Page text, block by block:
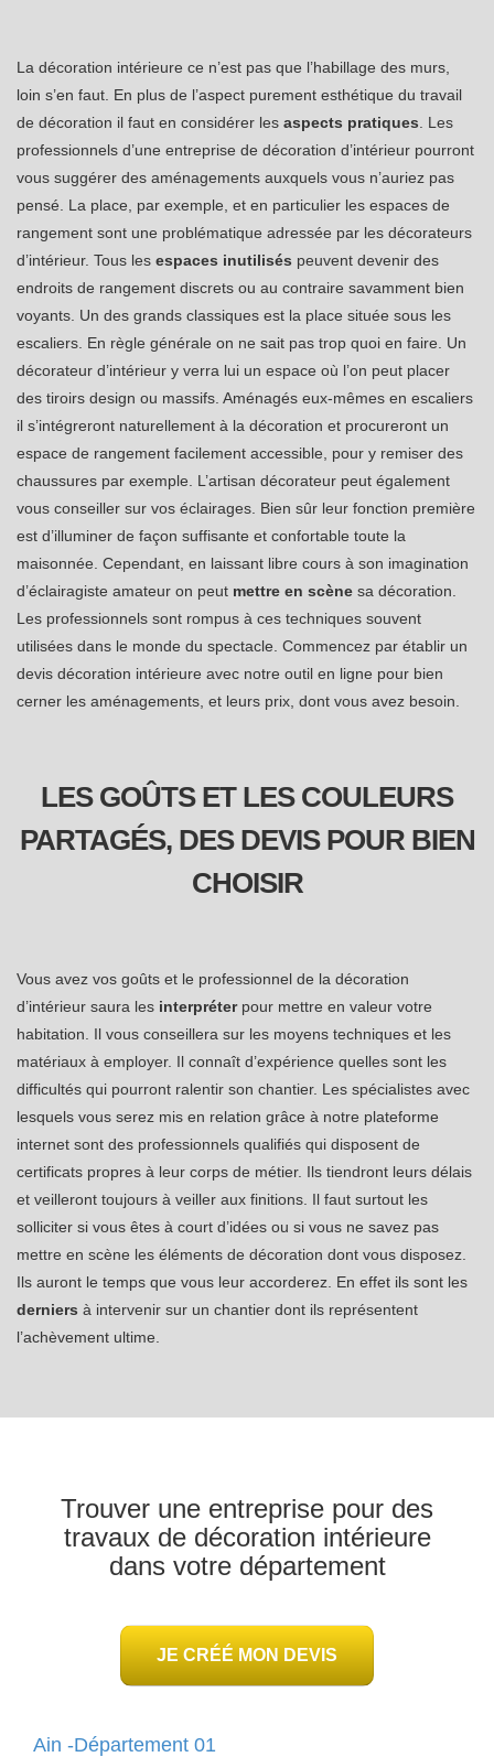
La décoration intérieure ce n’est pas que l’habillage des murs,
loin s’en faut. En plus de l’aspect purement esthétique du travail
de décoration il faut en considérer les aspects pratiques . Les
professionnels d’une entreprise de décoration d’intérieur pourront
vous suggérer des aménagements auxquels vous n’auriez pas
pensé. La place, par exemple, et en particulier les espaces de
rangement sont une problématique adressée par les décorateurs
d’intérieur. Tous les espaces inutilisés peuvent devenir des
endroits de rangement discrets ou au contraire savamment bien
voyants. Un des grands classiques est la place située sous les
escaliers. En règle générale on ne sait pas trop quoi en faire. Un
décorateur d’intérieur y verra lui un espace où l’on peut placer
des tiroirs design ou massifs. Aménagés eux-mêmes en escaliers
il s’intégreront naturellement à la décoration et procureront un
espace de rangement facilement accessible, pour y remiser des
chaussures par exemple. L’artisan décorateur peut également
vous conseiller sur vos éclairages. Bien sûr leur fonction première
est d’illuminer de façon suffisante et confortable toute la
maisonnée. Cependant, en laissant libre cours à son imagination
d’éclairagiste amateur on peut mettre en scène sa décoration.
Les professionnels sont rompus à ces techniques souvent
utilisées dans le monde du spectacle. Commencez par établir un
devis décoration intérieure avec notre outil en ligne pour bien
cerner les aménagements, et leurs prix, dont vous avez besoin.
LES GOÛTS ET LES COULEURS
PARTAGÉS, DES DEVIS POUR BIEN
CHOISIR
Vous avez vos goûts et le professionnel de la décoration
d’intérieur saura les interpréterpour mettre en valeur votre
habitation. Il vous conseillera sur les moyens techniques et les
matériaux à employer. Il connaît d’expérience quelles sont les
difficultés qui pourront ralentir son chantier. Les spécialistes avec
lesquels vous serez mis en relation grâce à notre plateforme
internet sont des professionnels qualifiés qui disposent de
certificats propres à leur corps de métier. Ils tiendront leurs délais
et veilleront toujours à veiller aux finitions. Il faut surtout les
solliciter si vous êtes à court d’idées ou si vous ne savez pas
mettre en scène les éléments de décoration dont vous disposez.
Ils auront le temps que vous leur accorderez. En effet ils sont les
derniers à intervenir sur un chantier dont ils représentent
l’achèvement ultime.
Trouver une entreprise pour des
travaux de décoration intérieure
dans votre département
JE CRÉÉ MON DEVIS
Ain -Département 01